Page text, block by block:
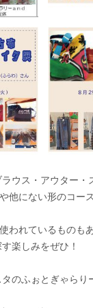
ウス・アウター・
他にない形のコー
われているものも
楽しみをぜひ！
のふぉとぎゃらり